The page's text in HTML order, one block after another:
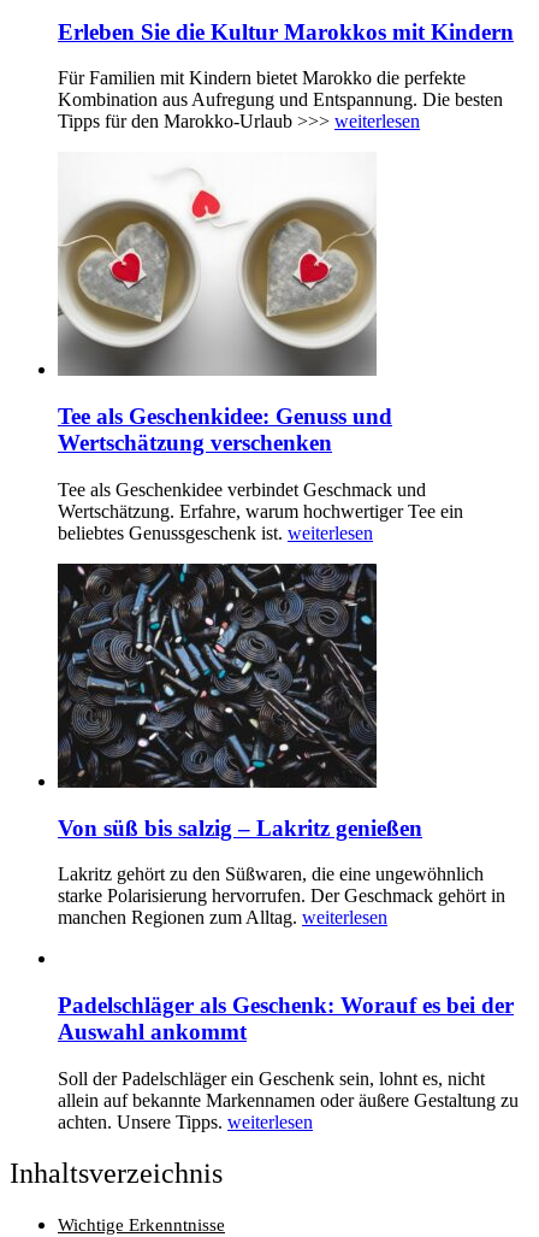
Erleben Sie die Kultur Marokkos mit Kindern
Für Familien mit Kindern bietet Marokko die perfekte
Kombination aus Aufregung und Entspannung. Die besten
Tipps für den Marokko-Urlaub >>> weiterlesen
Tee als Geschenkidee: Genuss und
Wertschätzung verschenken
Tee als Geschenkidee verbindet Geschmack und
Wertschätzung. Erfahre, warum hochwertiger Tee ein
beliebtes Genussgeschenk ist. weiterlesen
Von süß bis salzig – Lakritz genießen
Lakritz gehört zu den Süßwaren, die eine ungewöhnlich
starke Polarisierung hervorrufen. Der Geschmack gehört in
manchen Regionen zum Alltag. weiterlesen
Padelschläger als Geschenk: Worauf es bei der
Auswahl ankommt
Soll der Padelschläger ein Geschenk sein, lohnt es, nicht
allein auf bekannte Markennamen oder äußere Gestaltung zu
achten. Unsere Tipps. weiterlesen
Inhaltsverzeichnis
Wichtige Erkenntnisse